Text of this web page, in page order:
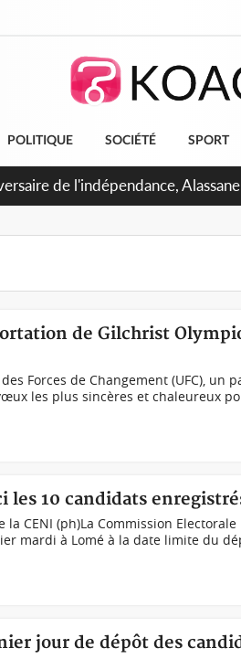
POLITIQUE SOCIÉTÉ SPORT
Amadou Oury Bah admire le
de Gilchrist
Forces de Changement (UFC), un
les plus sincères et chaleureux
10 candidats
CENI (ph)La Commission
mardi à Lomé à la date limite du
jour de dépôt des